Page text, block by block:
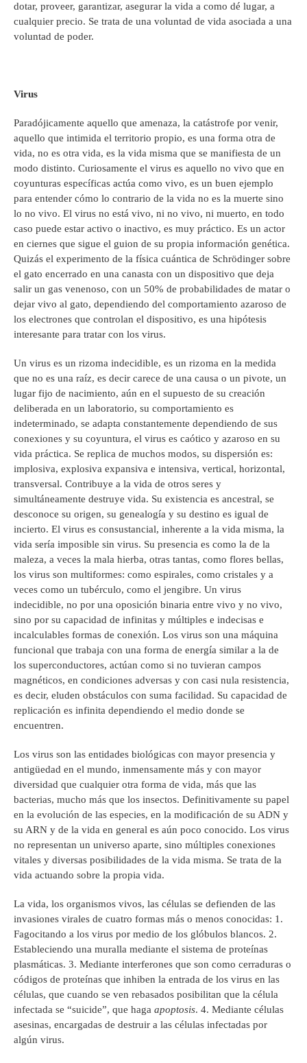
dotar, proveer, garantizar, asegurar la vida a como dé lugar, a
cualquier precio. Se trata de una voluntad de vida asociada a una
voluntad de poder.
Virus
Paradójicamente aquello que amenaza, la catástrofe por venir,
aquello que intimida el territorio propio, es una forma otra de
vida, no es otra vida, es la vida misma que se manifiesta de un
modo distinto. Curiosamente el virus es aquello no vivo que en
coyunturas específicas actúa como vivo, es un buen ejemplo
para entender cómo lo contrario de la vida no es la muerte sino
lo no vivo. El virus no está vivo, ni no vivo, ni muerto, en todo
caso puede estar activo o inactivo, es muy práctico. Es un actor
en ciernes que sigue el guion de su propia información genética.
Quizás el experimento de la física cuántica de Schrödinger sobre
el gato encerrado en una canasta con un dispositivo que deja
salir un gas venenoso, con un 50% de probabilidades de matar o
dejar vivo al gato, dependiendo del comportamiento azaroso de
los electrones que controlan el dispositivo, es una hipótesis
interesante para tratar con los virus.
Un virus es un rizoma indecidible, es un rizoma en la medida
que no es una raíz, es decir carece de una causa o un pivote, un
lugar fijo de nacimiento, aún en el supuesto de su creación
deliberada en un laboratorio, su comportamiento es
indeterminado, se adapta constantemente dependiendo de sus
conexiones y su coyuntura, el virus es caótico y azaroso en su
vida práctica. Se replica de muchos modos, su dispersión es:
implosiva, explosiva expansiva e intensiva, vertical, horizontal,
transversal. Contribuye a la vida de otros seres y
simultáneamente destruye vida. Su existencia es ancestral, se
desconoce su origen, su genealogía y su destino es igual de
incierto. El virus es consustancial, inherente a la vida misma, la
vida sería imposible sin virus. Su presencia es como la de la
maleza, a veces la mala hierba, otras tantas, como flores bellas,
los virus son multiformes: como espirales, como cristales y a
veces como un tubérculo, como el jengibre. Un virus
indecidible, no por una oposición binaria entre vivo y no vivo,
sino por su capacidad de infinitas y múltiples e indecisas e
incalculables formas de conexión. Los virus son una máquina
funcional que trabaja con una forma de energía similar a la de
los superconductores, actúan como si no tuvieran campos
magnéticos, en condiciones adversas y con casi nula resistencia,
es decir, eluden obstáculos con suma facilidad. Su capacidad de
replicación es infinita dependiendo el medio donde se
encuentren.
Los virus son las entidades biológicas con mayor presencia y
antigüedad en el mundo, inmensamente más y con mayor
diversidad que cualquier otra forma de vida, más que las
bacterias, mucho más que los insectos. Definitivamente su papel
en la evolución de las especies, en la modificación de su ADN y
su ARN y de la vida en general es aún poco conocido. Los virus
no representan un universo aparte, sino múltiples conexiones
vitales y diversas posibilidades de la vida misma. Se trata de la
vida actuando sobre la propia vida.
La vida, los organismos vivos, las células se defienden de las
invasiones virales de cuatro formas más o menos conocidas: 1.
Fagocitando a los virus por medio de los glóbulos blancos. 2.
Estableciendo una muralla mediante el sistema de proteínas
plasmáticas. 3. Mediante interferones que son como cerraduras o
códigos de proteínas que inhiben la entrada de los virus en las
células, que cuando se ven rebasados posibilitan que la célula
infectada se “suicide”, que haga apoptosis. 4. Mediante células
asesinas, encargadas de destruir a las células infectadas por
algún virus.